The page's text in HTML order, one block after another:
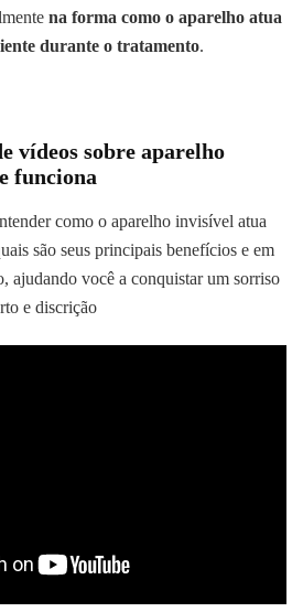
na forma como o aparelho atua
durante o tratamento.
vídeos sobre aparelho
funciona
como o aparelho invisível atua
são seus principais benefícios e em
ajudando você a conquistar um sorriso
e discrição